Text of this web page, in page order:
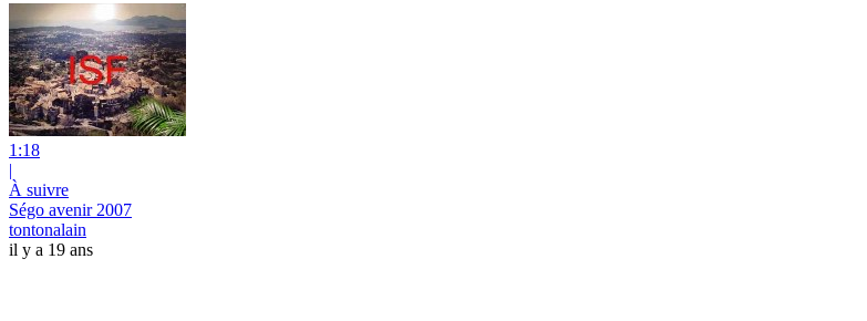
1:18
|
À suivre
Ségo avenir 2007
tontonalain
il y a 19 ans